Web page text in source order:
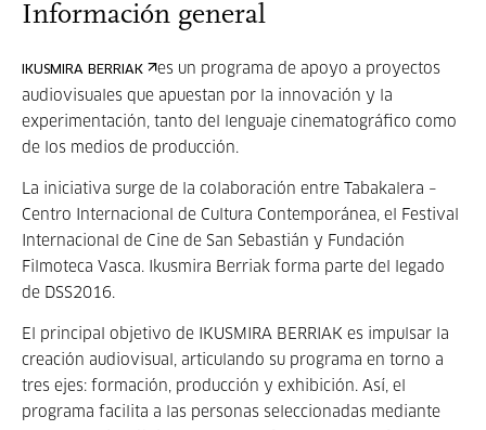
Información general
IKUSMIRA BERRIAK
es un programa de apoyo a proyectos
audiovisuales que apuestan por la innovación y la
experimentación, tanto del lenguaje cinematográfico como
de los medios de producción.
La iniciativa surge de la colaboración entre Tabakalera –
Centro Internacional de Cultura Contemporánea, el Festival
Internacional de Cine de San Sebastián y Fundación
Filmoteca Vasca. Ikusmira Berriak forma parte del legado
de DSS2016.
El principal objetivo de IKUSMIRA BERRIAK es impulsar la
creación audiovisual, articulando su programa en torno a
tres ejes: formación, producción y exhibición. Así, el
programa facilita a las personas seleccionadas mediante